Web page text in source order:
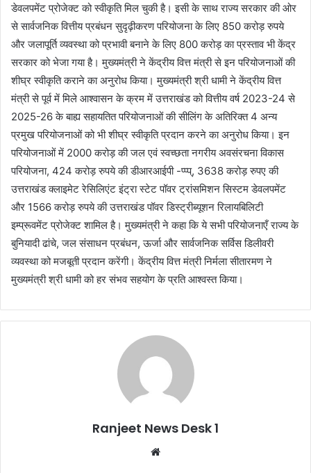
डेवलपमेंट प्रोजेक्ट को स्वीकृति मिल चुकी है। इसी के साथ राज्य सरकार की ओर
से सार्वजनिक वित्तीय प्रबंधन सुदृढ़ीकरण परियोजना के लिए 850 करोड़ रुपये
और जलापूर्ति व्यवस्था को प्रभावी बनाने के लिए 800 करोड़ का प्रस्ताव भी केंद्र
सरकार को भेजा गया है। मुख्यमंत्री ने केंद्रीय वित्त मंत्री से इन परियोजनाओं की
शीघ्र स्वीकृति कराने का अनुरोध किया। मुख्यमंत्री श्री धामी ने केंद्रीय वित्त
मंत्री से पूर्व में मिले आश्वासन के क्रम में उत्तराखंड को वित्तीय वर्ष 2023-24 से
2025-26 के बाह्य सहायतित परियोजनाओं की सीलिंग के अतिरिक्त 4 अन्य
प्रमुख परियोजनाओं को भी शीघ्र स्वीकृति प्रदान करने का अनुरोध किया। इन
परियोजनाओं में 2000 करोड़ की जल एवं स्वच्छता नगरीय अवसंरचना विकास
परियोजना, 424 करोड़ रुपये की डीआरआईपी -प्प्प्, 3638 करोड़ रुपए की
उत्तराखंड क्लाइमेट रेसिलिएंट इंट्रा स्टेट पॉवर ट्रांसमिशन सिस्टम डेवलपमेंट
और 1566 करोड़ रुपये की उत्तराखंड पॉवर डिस्ट्रीब्यूशन रिलायबिलिटी
इम्प्रूवमेंट प्रोजेक्ट शामिल है। मुख्यमंत्री ने कहा कि ये सभी परियोजनाएँ राज्य के
बुनियादी ढांचे, जल संसाधन प्रबंधन, ऊर्जा और सार्वजनिक सर्विस डिलीवरी
व्यवस्था को मजबूती प्रदान करेंगी। केंद्रीय वित्त मंत्री निर्मला सीतारमण ने
मुख्यमंत्री श्री धामी को हर संभव सहयोग के प्रति आश्वस्त किया।
Ranjeet News Desk 1